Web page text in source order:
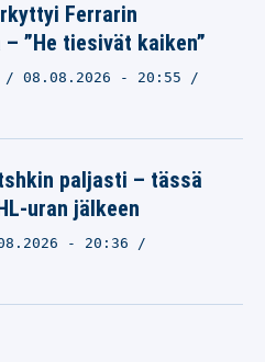
Ferrarin
”He tiesivät kaiken”
08.08.2026 - 20:55
paljasti – tässä
uran jälkeen
- 20:36